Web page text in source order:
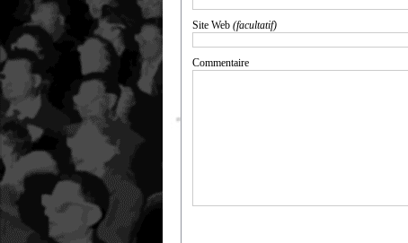
Site Web (facultatif)
Commentaire